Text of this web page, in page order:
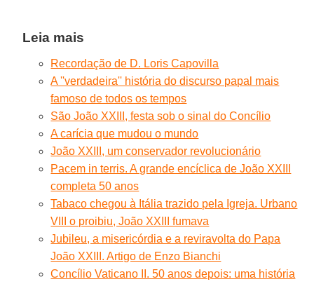
Leia mais
Recordação de D. Loris Capovilla
A ''verdadeira'' história do discurso papal mais
famoso de todos os tempos
São João XXIII, festa sob o sinal do Concílio
A carícia que mudou o mundo
João XXIII, um conservador revolucionário
Pacem in terris. A grande encíclica de João XXIII
completa 50 anos
Tabaco chegou à Itália trazido pela Igreja. Urbano
VIII o proibiu, João XXIII fumava
Jubileu, a misericórdia e a reviravolta do Papa
João XXIII. Artigo de Enzo Bianchi
Concílio Vaticano II. 50 anos depois: uma história